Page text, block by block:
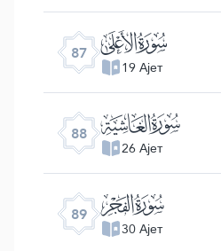
87 ﰄ
19 Ајет
88 ﰅ
26 Ајет
89 ﰆ
30 Ајет